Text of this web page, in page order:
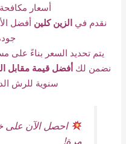
أسعار
نقدم في الزين كلين أفضل
يتم تحديد السعر بناءً على
نضمن لك أفضل قيمة مقابل
سنوية للرش
مرة!